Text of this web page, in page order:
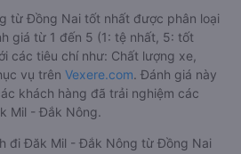
từ Đồng Nai tốt nhất được phân loại
giá từ 1 đến 5 (1: tệ nhất, 5: tốt
các tiêu chí như: Chất lượng xe,
vụ trên Vexere.com. Đánh giá này
khách hàng đã trải nghiệm các
Mil - Đắk Nông.
đi Đăk Mil - Đắk Nông từ Đồng Nai